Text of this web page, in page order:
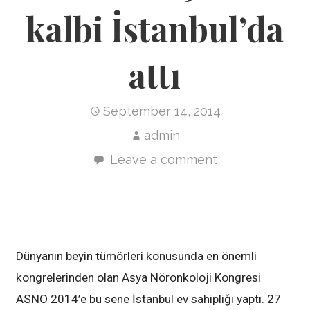
kalbi İstanbul’da
attı
September 14, 2014
admin
Leave a comment
Dünyanın beyin tümörleri konusunda en önemli
kongrelerinden olan Asya Nöronkoloji Kongresi
ASNO 2014’e bu sene İstanbul ev sahipliği yaptı. 27